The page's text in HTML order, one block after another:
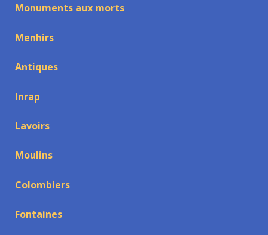
Monuments aux morts
Menhirs
Antiques
Inrap
Lavoirs
Moulins
Colombiers
Fontaines